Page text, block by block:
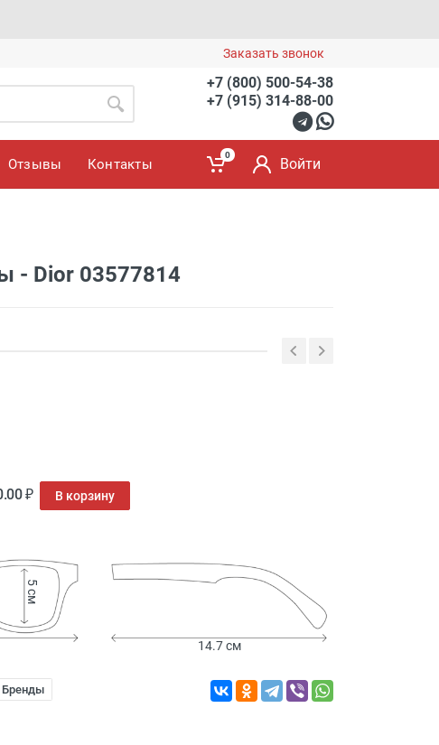
Заказать звонок
+7 (800) 500-54-38
+7 (915) 314-88-00
Отзывы Контакты
0
Войти
- Dior 03577814
₽ В корзину
5 см
14.7 см
Бренды